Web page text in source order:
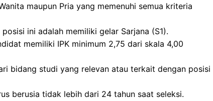
maupun Pria yang memenuhi semua kriteria
ini adalah memiliki gelar Sarjana (S1).
memiliki IPK minimum 2,75 dari skala 4,00
bidang studi yang relevan atau terkait dengan posisi
berusia tidak lebih dari 24 tahun saat seleksi.